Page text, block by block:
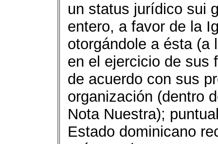
un status jurídico sui
entero, a favor de la
otorgándole a ésta (a
en el ejercicio de sus
de acuerdo con sus
organización (dentro
Nota Nuestra);
Estado dominicano